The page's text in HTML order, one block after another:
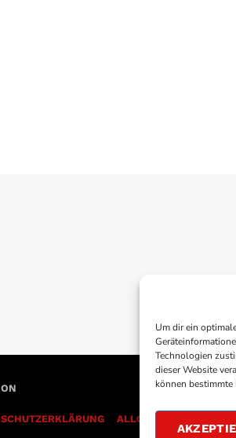
Um dir ein
Technologien
dieser Website
können